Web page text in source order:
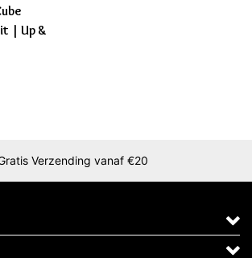
| Up &
Verzending vanaf €20